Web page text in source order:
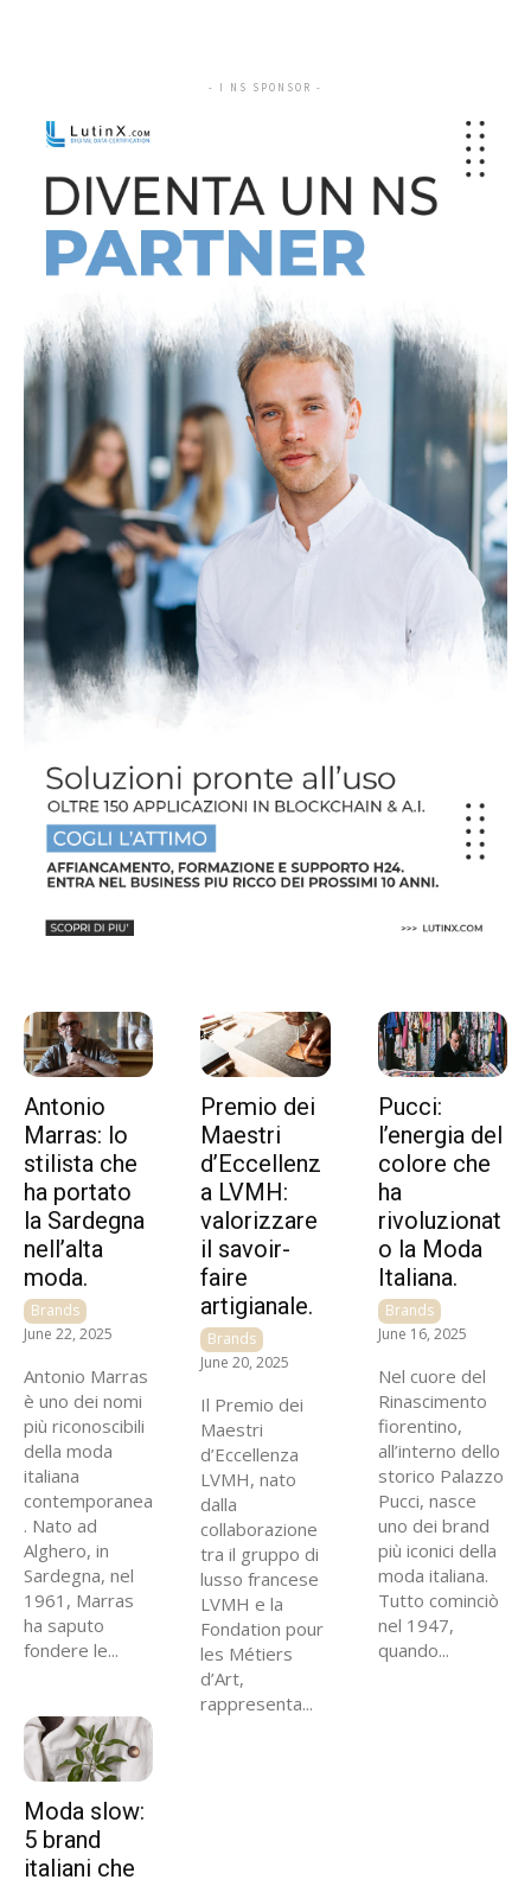
- I NS SPONSOR -
Antonio
Marras: lo
stilista che
ha portato
la Sardegna
nell’alta
moda.
Brands
June 22, 2025
Antonio Marras
è uno dei nomi
più riconoscibili
della moda
italiana
contemporanea
. Nato ad
Alghero, in
Sardegna, nel
1961, Marras
ha saputo
fondere le...
Premio dei
Maestri
d’Eccellenz
a LVMH:
valorizzare
il savoir-
faire
artigianale.
Brands
June 20, 2025
Il Premio dei
Maestri
d’Eccellenza
LVMH, nato
dalla
collaborazione
tra il gruppo di
lusso francese
LVMH e la
Fondation pour
les Métiers
d’Art,
rappresenta...
Pucci:
l’energia del
colore che
ha
rivoluzionat
o la Moda
Italiana.
Brands
June 16, 2025
Nel cuore del
Rinascimento
fiorentino,
all’interno dello
storico Palazzo
Pucci, nasce
uno dei brand
più iconici della
moda italiana.
Tutto cominciò
nel 1947,
quando...
Moda slow:
5 brand
italiani che